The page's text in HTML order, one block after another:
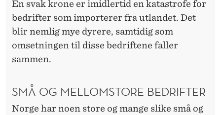
En svak krone er imidlertid en katastrofe for
bedrifter som importerer fra utlandet. Det
blir nemlig mye dyrere, samtidig som
omsetningen til disse bedriftene faller
sammen.
SMÅ OG MELLOMSTORE BEDRIFTER
Norge har noen store og mange slike små og